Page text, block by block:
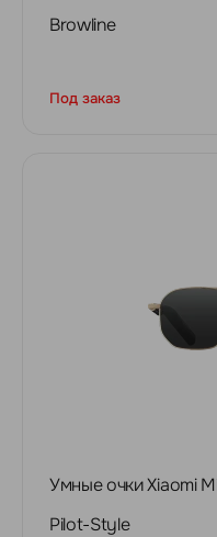
Browline
Под заказ
Умные очки Xiaomi
Pilot-Style